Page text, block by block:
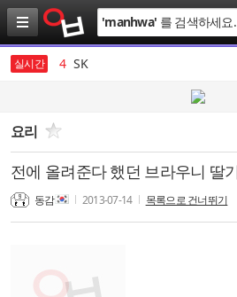
검
색
'manhwa' 를 검색하세요.
실시간
3 최태원
4 SK
6
엔비디아
8 에스케이
9 살라박살라
1 19
요리
전에 올려준다 했던 브라우니 딸
동감 2013-07-14 목록으로 건너뛰기